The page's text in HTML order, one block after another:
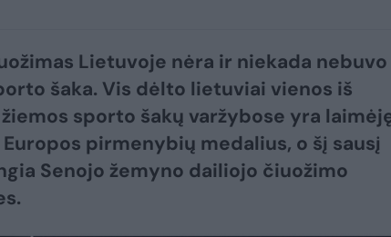
Lietuvoje nėra ir niekada nebuvo
šaka. Vis dėlto lietuviai vienos iš
sporto šakų varžybose yra
pirmenybių medalius, o šį sausį
Senojo žemyno dailiojo čiuožimo